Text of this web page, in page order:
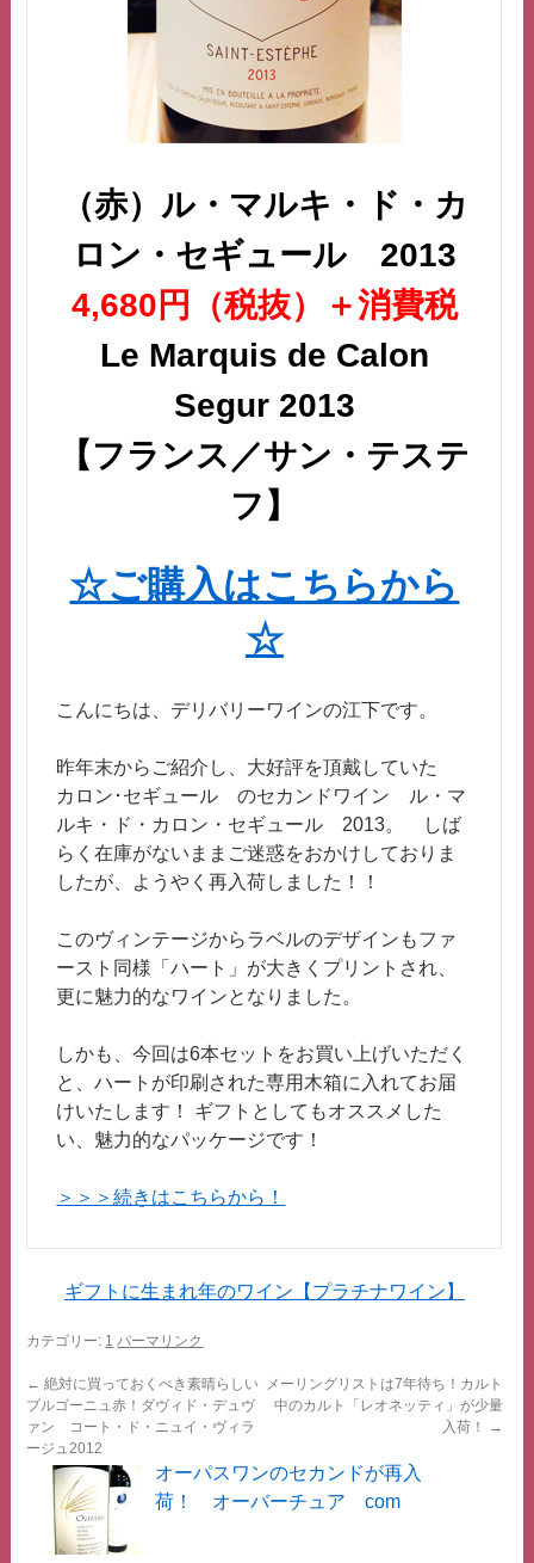
（赤）ル・マルキ・ド・カ
ロン・セギュール 2013
4,680円（税抜）＋消費税
Le Marquis de Calon
Segur 2013
【フランス／サン・テステ
フ】
☆ご購入はこちらから
☆
こんにちは、デリバリーワインの江下です。
昨年末からご紹介し、大好評を頂戴していた
カロン･セギュール のセカンドワイン ル・マ
ルキ・ド・カロン・セギュール 2013。 しば
らく在庫がないままご迷惑をおかけしておりま
したが、ようやく再入荷しました！！
このヴィンテージからラベルのデザインもファ
ースト同様「ハート」が大きくプリントされ、
更に魅力的なワインとなりました。
しかも、今回は6本セットをお買い上げいただく
と、ハートが印刷された専用木箱に入れてお届
けいたします！ ギフトとしてもオススメした
い、魅力的なパッケージです！
＞＞＞続きはこちらから！
ギフトに生まれ年のワイン【プラチナワイン】
カテゴリー: 1 パーマリンク
← 絶対に買っておくべき素晴らしい
ブルゴーニュ赤！ダヴィド・デュヴ
ァン コート・ド・ニュイ・ヴィラ
ージュ2012
メーリングリストは7年待ち！カルト
中のカルト「レオネッティ」が少量
入荷！
→
オーパスワンのセカンドが再入
荷！ オーバーチュア com